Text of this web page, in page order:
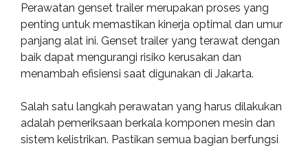
Perawatan genset trailer merupakan proses yang
penting untuk memastikan kinerja optimal dan umur
panjang alat ini. Genset trailer yang terawat dengan
baik dapat mengurangi risiko kerusakan dan
menambah efisiensi saat digunakan di Jakarta.
Salah satu langkah perawatan yang harus dilakukan
adalah pemeriksaan berkala komponen mesin dan
sistem kelistrikan. Pastikan semua bagian berfungsi